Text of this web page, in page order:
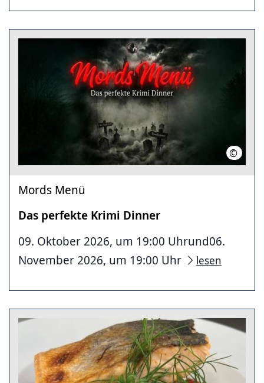
©
Mords Menü
Das perfekte Krimi Dinner
09. Oktober 2026, um 19:00 Uhrund06.
November 2026, um 19:00 Uhr
lesen